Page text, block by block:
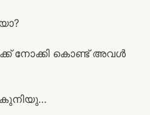
നോക്കി കൊണ്ട് അവൾ